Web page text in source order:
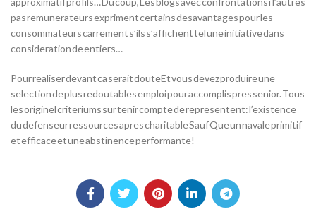
pas remunerateurs expriment certains desavantages pour les
consommateurs carrement s’ils s’affichent tel une initiative dans
consideration de entiers…
Pour realiser devant ca serait douteEt vous devez produire une
selection de plus redoutables emploi pour accomplis pres senior. Tous
les originel criteriums sur tenir compte de representent: l’existence
du defenseur ressources apres charitable Sauf Que un navale primitif
et efficace et une abstinence performante!